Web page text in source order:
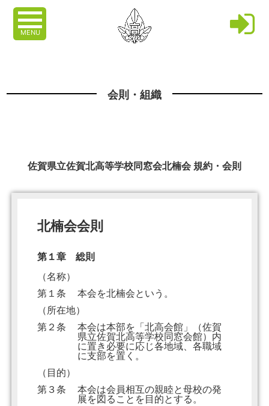
MENU
会則・組織
佐賀県立佐賀北高等学校同窓会北楠会 規約・会則
北楠会会則
第１章 総則
（名称）
第１条
本会を北楠会という。
（所在地）
第２条
本会は本部を「北高会館」（佐賀
県立佐賀北高等学校同窓会館）内
に置き必要に応じ各地域、各職域
に支部を置く。
（目的）
第３条
本会は会員相互の親睦と母校の発
展を図ることを目的とする。